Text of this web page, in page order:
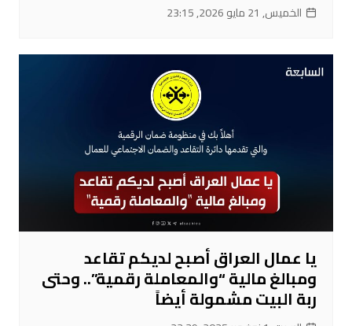
الخميس, 21 مايو 2026, 23:15
يا عمال العراق أصبح لديكم تقاعد
ومبالغ مالية “والمعاملة رقمية”.. وحتى
ربة البيت مشمولة أيضاً